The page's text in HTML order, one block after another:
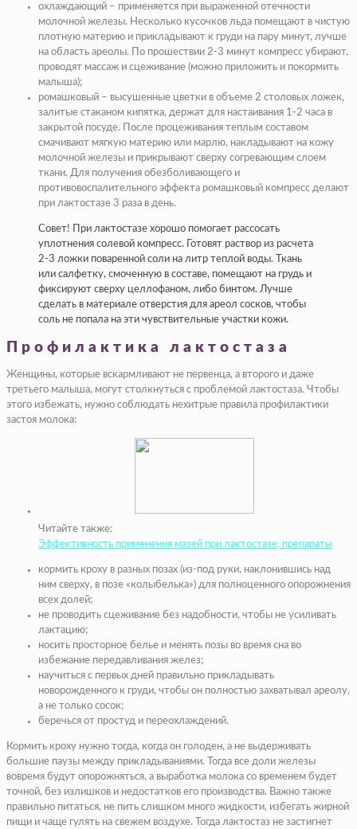
охлаждающий – применяется при выраженной отечности
молочной железы. Несколько кусочков льда помещают в чистую
плотную материю и прикладывают к груди на пару минут, лучше
на область ареолы. По прошествии 2-3 минут компресс убирают,
проводят массаж и сцеживание (можно приложить и покормить
малыша);
ромашковый – высушенные цветки в объеме 2 столовых ложек,
залитые стаканом кипятка, держат для настаивания 1-2 часа в
закрытой посуде. После процеживания теплым составом
смачивают мягкую материю или марлю, накладывают на кожу
молочной железы и прикрывают сверху согревающим слоем
ткани. Для получения обезболивающего и
противовоспалительного эффекта ромашковый компресс делают
при лактостазе 3 раза в день.
Совет! При лактостазе хорошо помогает рассосать
уплотнения солевой компресс. Готовят раствор из расчета
2-3 ложки поваренной соли на литр теплой воды. Ткань
или салфетку, смоченную в составе, помещают на грудь и
фиксируют сверху целлофаном, либо бинтом. Лучше
сделать в материале отверстия для ареол сосков, чтобы
соль не попала на эти чувствительные участки кожи.
Профилактика лактостаза
Женщины, которые вскармливают не первенца, а второго и даже
третьего малыша, могут столкнуться с проблемой лактостаза. Чтобы
этого избежать, нужно соблюдать нехитрые правила профилактики
застоя молока:
Читайте также:
Эффективность применения мазей при лактостазе, препараты
кормить кроху в разных позах (из-под руки, наклонившись над
ним сверху, в позе «колыбелька») для полноценного опорожнения
всех долей;
не проводить сцеживание без надобности, чтобы не усиливать
лактацию;
носить просторное белье и менять позы во время сна во
избежание передавливания желез;
научиться с первых дней правильно прикладывать
новорожденного к груди, чтобы он полностью захватывал ареолу,
а не только сосок;
беречься от простуд и переохлаждений.
Кормить кроху нужно тогда, когда он голоден, а не выдерживать
большие паузы между прикладываниями. Тогда все доли железы
вовремя будут опорожняться, а выработка молока со временем будет
точной, без излишков и недостатков его производства. Важно также
правильно питаться, не пить слишком много жидкости, избегать жирной
пищи и чаще гулять на свежем воздухе. Тогда лактостаз не застигнет